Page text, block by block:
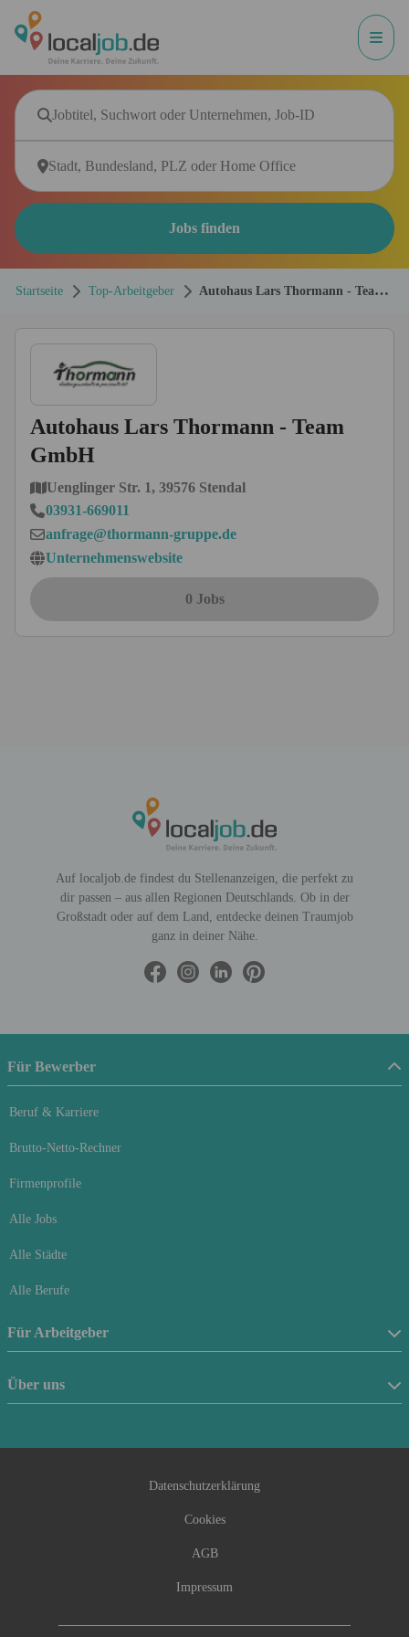
Jobs finden
Startseite Top-Arbeitgeber
Autohaus Lars Thormann - Team
Autohaus Lars Thormann - Team
GmbH
Uenglinger Str. 1, 39576 Stendal
03931-669011
anfrage@thormann-gruppe.de
Unternehmenswebsite
0 Jobs
Auf localjob.de findest du Stellenanzeigen, die perfekt zu
dir passen – aus allen Regionen Deutschlands. Ob in der
Großstadt oder auf dem Land, entdecke deinen Traumjob
ganz in deiner Nähe.
Für Bewerber
Beruf & Karriere
Brutto-Netto-Rechner
Firmenprofile
Alle Jobs
Alle Städte
Alle Berufe
Für Arbeitgeber
Stellenanzeige schalten
Beraterfinder
Über uns
Datenschutzerklärung
Cookies
AGB
Impressum